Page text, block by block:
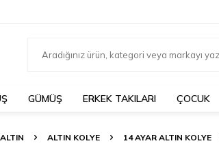
GÜMÜŞ ERKEK TAKILARI ÇOCUK
ALTIN ALTIN KOLYE 14 AYAR ALTIN KOLYE